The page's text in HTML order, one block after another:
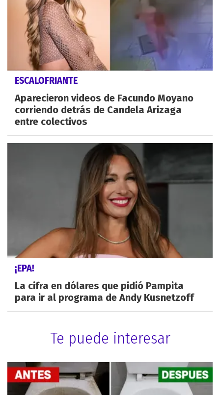
ESCALOFRIANTE
Aparecieron videos de Facundo Moyano
corriendo detrás de Candela Arizaga
entre colectivos
¡EPA!
La cifra en dólares que pidió Pampita
para ir al programa de Andy Kusnetzoff
Te puede interesar